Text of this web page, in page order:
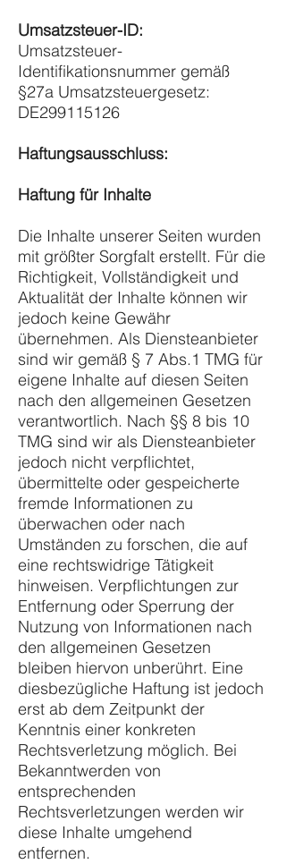
Umsatzsteuer-ID:
Umsatzsteuer-
Identifikationsnummer gemäß
§27a Umsatzsteuergesetz:
DE299115126
Haftungsausschluss:
Haftung für Inhalte
Die Inhalte unserer Seiten wurden
mit größter Sorgfalt erstellt. Für die
Richtigkeit, Vollständigkeit und
Aktualität der Inhalte können wir
jedoch keine Gewähr
übernehmen. Als Diensteanbieter
sind wir gemäß § 7 Abs.1 TMG für
eigene Inhalte auf diesen Seiten
nach den allgemeinen Gesetzen
verantwortlich. Nach §§ 8 bis 10
TMG sind wir als Diensteanbieter
jedoch nicht verpflichtet,
übermittelte oder gespeicherte
fremde Informationen zu
überwachen oder nach
Umständen zu forschen, die auf
eine rechtswidrige Tätigkeit
hinweisen. Verpflichtungen zur
Entfernung oder Sperrung der
Nutzung von Informationen nach
den allgemeinen Gesetzen
bleiben hiervon unberührt. Eine
diesbezügliche Haftung ist jedoch
erst ab dem Zeitpunkt der
Kenntnis einer konkreten
Rechtsverletzung möglich. Bei
Bekanntwerden von
entsprechenden
Rechtsverletzungen werden wir
diese Inhalte umgehend
entfernen.